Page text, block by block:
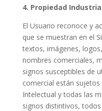
4. Propiedad
El Usuario reconoce y
que se muestran en el
textos, imágenes,
nombres comerciales,
signos susceptibles de
comercial están
Intelectual y todas las
signos distintivos,